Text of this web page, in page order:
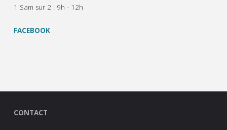
1 Sam sur 2 : 9h - 12h
FACEBOOK
CONTACT